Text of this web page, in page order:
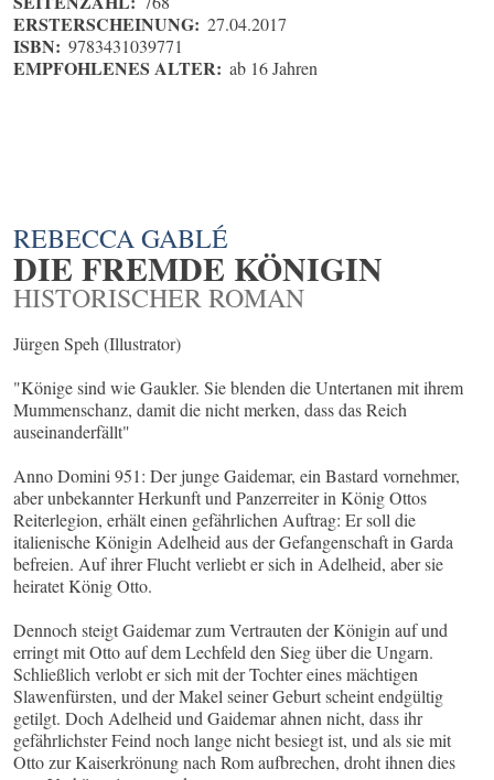
ERSTERSCHEINUNG: 27.04.2017
ISBN: 9783431039771
EMPFOHLENES ALTER: ab 16 Jahren
REBECCA GABLÉ
DIE FREMDE KÖNIGIN
HISTORISCHER ROMAN
Jürgen Speh (Illustrator)
"Könige sind wie Gaukler. Sie blenden die Untertanen mit ihrem
Mummenschanz, damit die nicht merken, dass das Reich
auseinanderfällt"
Anno Domini 951: Der junge Gaidemar, ein Bastard vornehmer,
aber unbekannter Herkunft und Panzerreiter in König Ottos
Reiterlegion, erhält einen gefährlichen Auftrag: Er soll die
italienische Königin Adelheid aus der Gefangenschaft in Garda
befreien. Auf ihrer Flucht verliebt er sich in Adelheid, aber sie
heiratet König Otto.
Dennoch steigt Gaidemar zum Vertrauten der Königin auf und
erringt mit Otto auf dem Lechfeld den Sieg über die Ungarn.
Schließlich verlobt er sich mit der Tochter eines mächtigen
Slawenfürsten, und der Makel seiner Geburt scheint endgültig
getilgt. Doch Adelheid und Gaidemar ahnen nicht, dass ihr
gefährlichster Feind noch lange nicht besiegt ist, und als sie mit
Otto zur Kaiserkrönung nach Rom aufbrechen, droht ihnen dies